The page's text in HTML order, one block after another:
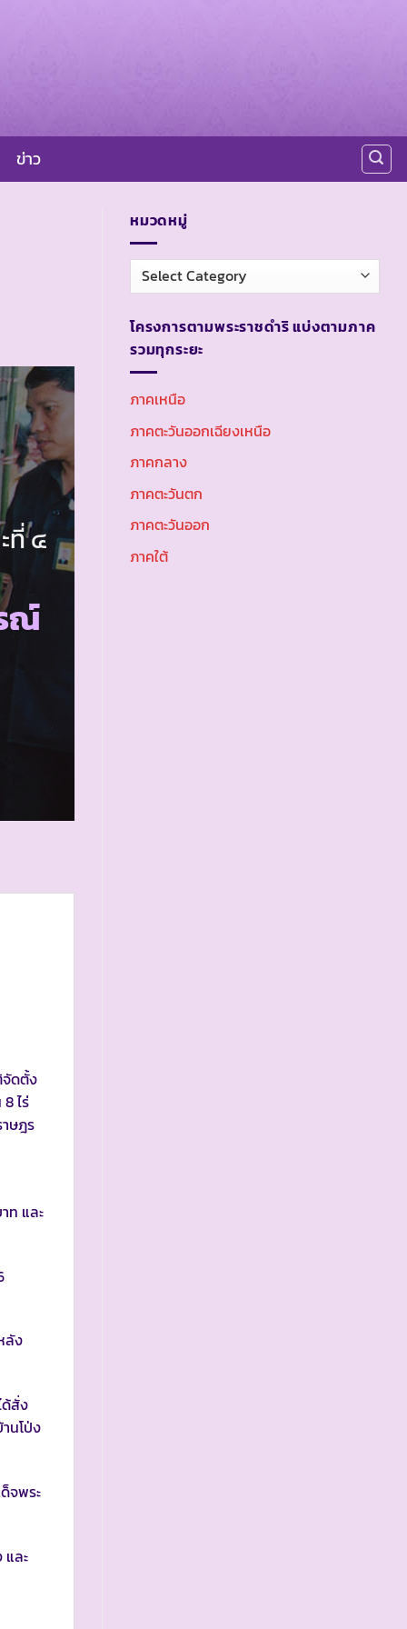
ข่าว
ที่ ๔
ณ์
จัดตั้ง
ไร่
ษฎร
ท และ
ลัง
สั่ง
นโป่ง
จพระ
และ
หมวดหมู่
หมวด
หมู่
โครงการตามพระราชดำริ แบ่งตามภาค
รวมทุกระยะ
ภาคเหนือ
ภาคตะวันออกเฉียงเหนือ
ภาคกลาง
ภาคตะวันตก
ภาคตะวันออก
ภาคใต้